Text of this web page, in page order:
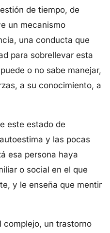
de tiempo, de
un mecanismo
una conducta que
para sobrellevar esta
o no sabe manejar,
a su conocimiento, a
este estado de
y las pocas
esa persona haya
o social en el que
y le enseña que mentir
complejo, un trastorno